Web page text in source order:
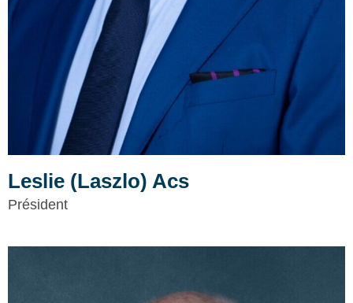
Leslie (Laszlo) Acs
Président